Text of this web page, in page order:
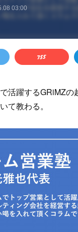
03:00
活躍するGRiMZ
て教わる。